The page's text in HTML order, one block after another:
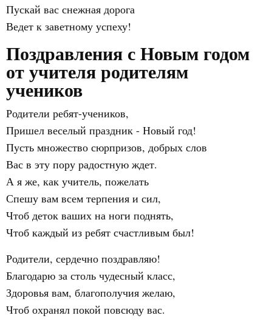
Пускай вас снежная дорога
Ведет к заветному успеху!
Поздравления с Новым годом
от учителя родителям
учеников
Родители ребят-учеников,
Пришел веселый праздник - Новый год!
Пусть множество сюрпризов, добрых слов
Вас в эту пору радостную ждет.
А я же, как учитель, пожелать
Спешу вам всем терпения и сил,
Чтоб деток ваших на ноги поднять,
Чтоб каждый из ребят счастливым был!
Родители, сердечно поздравляю!
Благодарю за столь чудесный класс,
Здоровья вам, благополучия желаю,
Чтоб охранял покой повсюду вас.